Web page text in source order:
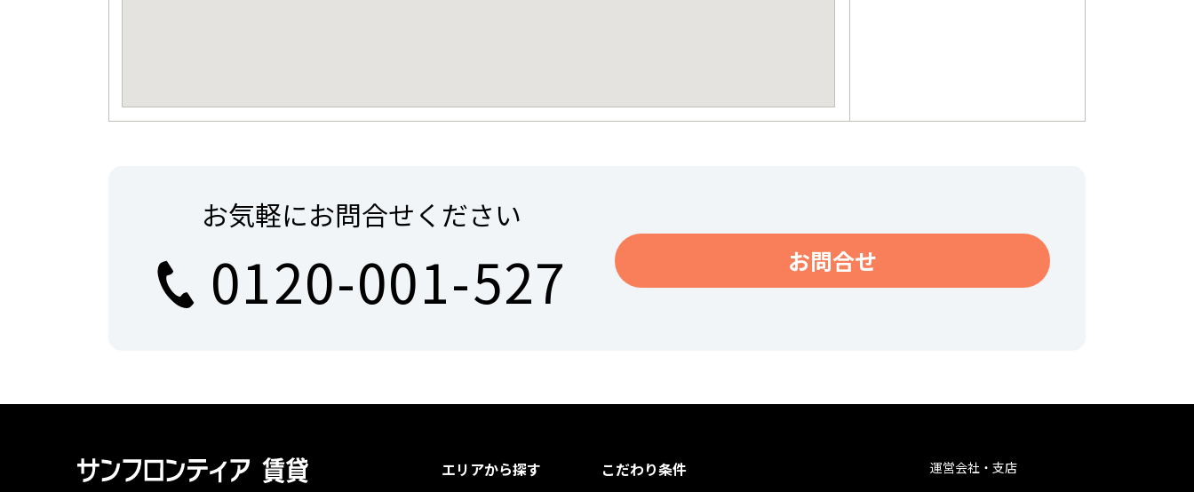
お気軽にお問合せください
0120-001-527 お問合せ
エリアから探す こだわり条件
運営会社・支店